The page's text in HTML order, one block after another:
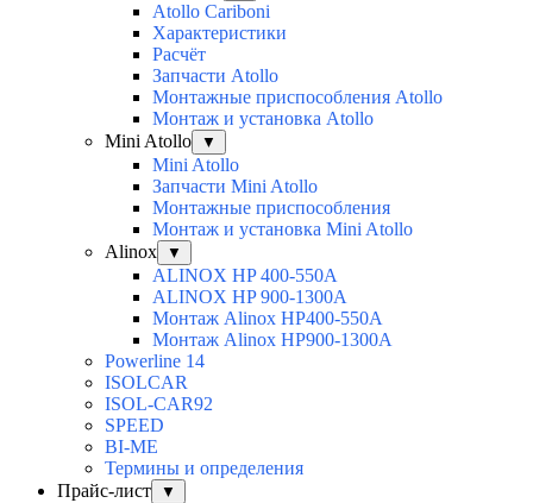
Atollo Cariboni
Характеристики
Расчёт
Запчасти Atollo
Монтажные приспособления Atollo
Монтаж и установка Atollo
Mini Atollo
▼
Mini Atollo
Запчасти Mini Atollo
Монтажные приспособления
Монтаж и установка Mini Atollo
Alinox
▼
ALINOX HP 400-550A
ALINOX HP 900-1300A
Монтаж Alinox HP400-550A
Монтаж Alinox HP900-1300A
Powerline 14
ISOLCAR
ISOL-CAR92
SPEED
BI-ME
Термины и определения
Прайс-лист
▼